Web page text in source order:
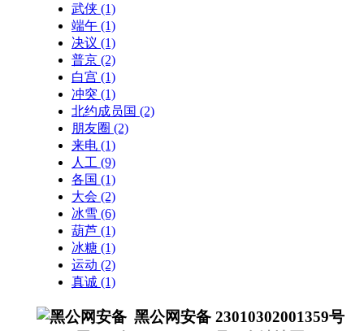
武侠 (1)
端午 (1)
决议 (1)
普京 (2)
白宫 (1)
冲突 (1)
北约成员国 (2)
朋友圈 (2)
来电 (1)
人工 (9)
各国 (1)
大会 (2)
冰雪 (6)
葫芦 (1)
冰糖 (1)
运动 (2)
真诚 (1)
黑公网安备 23010302001359号